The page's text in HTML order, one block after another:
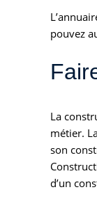
pouvez
La
métier.
son
d’un